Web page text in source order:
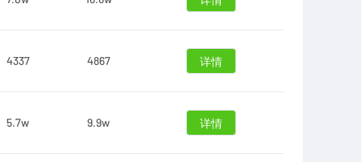
4337 4867 详情
5.7w 9.9w 详情